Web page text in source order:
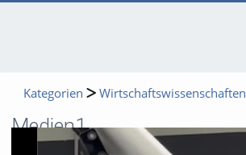
Kategorien Wirtschaftswissenschaften
Medien1